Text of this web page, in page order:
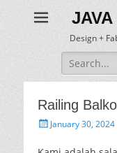
Design +
Search
for:
Railing
PostedJanuary 30, 2024